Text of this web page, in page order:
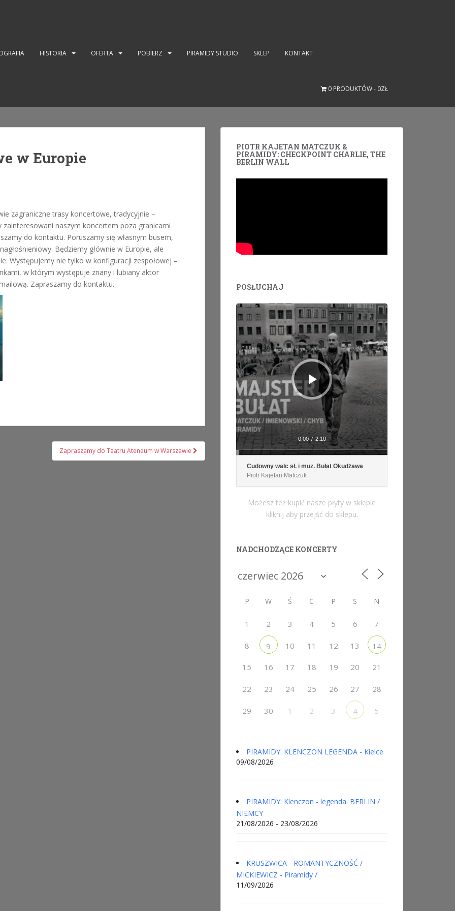
HISTORIA OFERTA POBIERZ PIRAMIDY STUDIO SKLEP KONTAKT
0 PRODUKTÓW 0ZŁ
w Europie
zagraniczne trasy koncertowe, tradycyjnie –
naszym koncertem poza granicami
do kontaktu. Poruszamy się własnym busem,
Będziemy głównie w Europie, ale
Występujemy nie tylko w konfiguracji zespołowej –
w którym występuje znany i lubiany aktor
Zapraszamy do kontaktu.
Zapraszamy do Teatru Ateneum w Warszawie
PIOTR KAJETAN MATCZUK &
PIRAMIDY: CHECKPOINT CHARLIE, THE
BERLIN WALL
POSŁUCHAJ
Odtwarzacz
plików
dźwiękowych
0:00 / 2:10
Cudowny walc sł. i muz. Bułat Okudżawa
Piotr Kajetan Matczuk
Możesz też kupić nasze płyty w sklepie
kliknij aby przejść do sklepu.
NADCHODZĄCE KONCERTY
P W Ś C P S N
1 2 3 4 5 6 7
8 9 10 11 12 13 14
15 16 17 18 19 20 21
22 23 24 25 26 27 28
29 30 1 2 3 4 5
PIRAMIDY: KLENCZON LEGENDA - Kielce
09/08/2026
PIRAMIDY: Klenczon - legenda. BERLIN /
NIEMCY
21/08/2026 - 23/08/2026
KRUSZWICA - ROMANTYCZNOŚĆ /
MICKIEWICZ - Piramidy /
11/09/2026